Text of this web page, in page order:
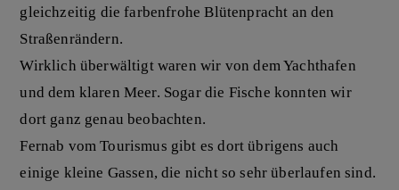
gleichzeitig die farbenfrohe Blütenpracht an den
Straßenrändern.
Wirklich überwältigt waren wir von dem Yachthafen
und dem klaren Meer. Sogar die Fische konnten wir
dort ganz genau beobachten.
Fernab vom Tourismus gibt es dort übrigens auch
einige kleine Gassen, die nicht so sehr überlaufen sind.